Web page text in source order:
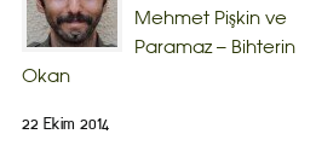
Mehmet Pişkin ve
Paramaz – Bihterin
Okan
22 Ekim 2014